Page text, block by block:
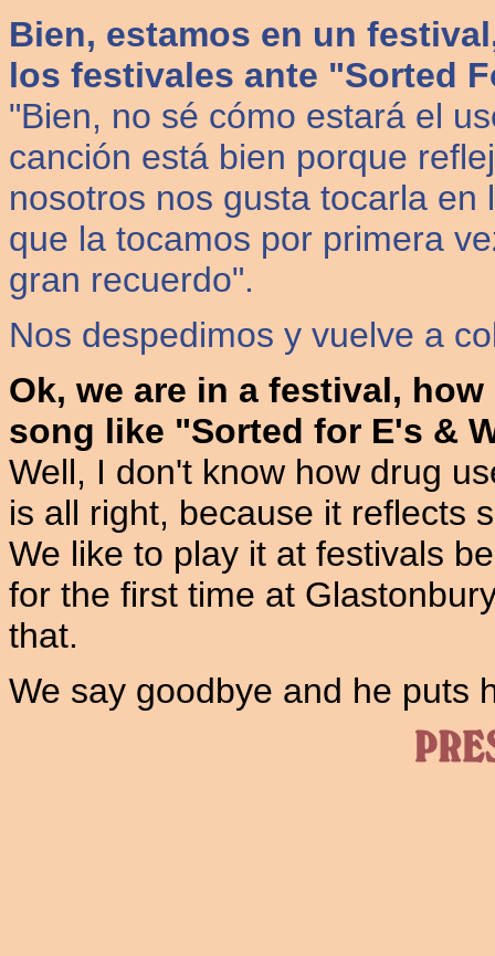
Bien, estamos en un
los festivales ante "Sorted
"Bien, no sé cómo estará el
canción está bien porque
nosotros nos gusta tocarla
que la tocamos por primera
gran recuerdo".
Nos despedimos y vuelve a
Ok, we are in a festival,
song like "Sorted for E's &
Well, I don't know how drug
is all right, because it reflects
We like to play it at festivals
for the first time at
that.
We say goodbye and he puts